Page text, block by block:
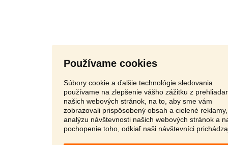
Používame cookies
Súbory cookie a ďalšie technológie sledovania
používame na zlepšenie vášho zážitku z
našich webových stránok, na to, aby sme vám
zobrazovali prispôsobený obsah a cielené
analýzu návštevnosti našich webových stránok a
pochopenie toho, odkiaľ naši návštevníci